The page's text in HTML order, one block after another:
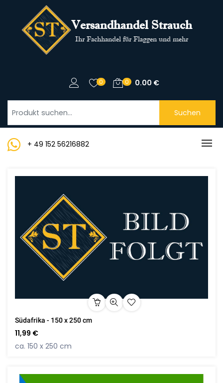
Versandhandel Strauch
Ihr Fachhandel für Flaggen und mehr
0 0 0.00 €
Suchen
+ 49 152 56216882
Südafrika - 150 x 250 cm
11,99 €
ca. 150 x 250 cm